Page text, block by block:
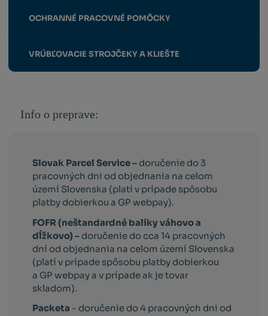
OCHRANNÉ PRACOVNÉ POMÔCKY
VRÚBĽOVACIE STROJČEKY A KLIEŠTE
Info o preprave:
Slovak Parcel Service – doručenie do 3
pracovných dni od objednania na celom
území Slovenska (platí v prípade spôsobu
platby dobierkou a GP webpay).
FOFR (neštandardné balíky váhovo a
dĺžkovo) – doručenie do cca 14 pracovných
dní od objednania na celom území Slovenska
(platí v prípade spôsobu platby dobierkou
a GP webpay a v prípade ak je tovar
skladom).
Packeta - doručenie do 4 pracovných dni od